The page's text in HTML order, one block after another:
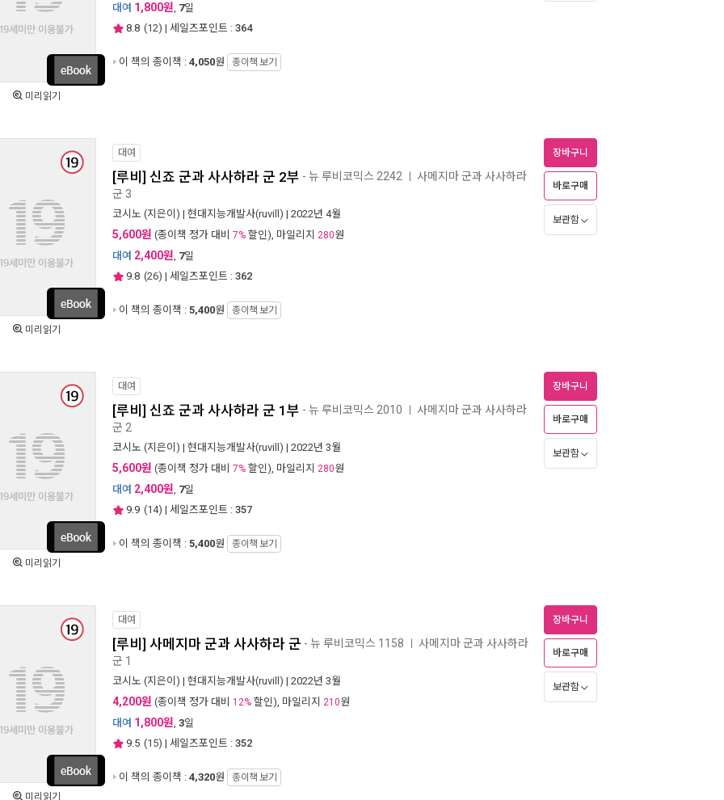
미리읽기
대여 1,800원, 7일
8.8 (12) | 세일즈포인트 : 364
이 책의 종이책 : 4,050원 종이책 보기
미리읽기
대여
[루비] 신죠 군과 사사하라 군 2부 - 뉴 루비코믹스 2242 사메지마 군과 사사하라
군 3
코시노 (지은이) | 현대지능개발사(ruvill) | 2022년 4월
5,600원 (종이책 정가 대비 7% 할인), 마일리지 280원
대여 2,400원, 7일
9.8 (26) | 세일즈포인트 : 362
이 책의 종이책 : 5,400원 종이책 보기
장바구니
바로구매
보관함
미리읽기
대여
[루비] 신죠 군과 사사하라 군 1부 - 뉴 루비코믹스 2010 사메지마 군과 사사하라
군 2
코시노 (지은이) | 현대지능개발사(ruvill) | 2022년 3월
5,600원 (종이책 정가 대비 7% 할인), 마일리지 280원
대여 2,400원, 7일
9.9 (14) | 세일즈포인트 : 357
이 책의 종이책 : 5,400원 종이책 보기
장바구니
바로구매
보관함
미리읽기
대여
[루비] 사메지마 군과 사사하라 군 - 뉴 루비코믹스 1158 사메지마 군과 사사하라
군 1
코시노 (지은이) | 현대지능개발사(ruvill) | 2022년 3월
4,200원 (종이책 정가 대비 12% 할인), 마일리지 210원
대여 1,800원, 3일
9.5 (15) | 세일즈포인트 : 352
이 책의 종이책 : 4,320원 종이책 보기
장바구니
바로구매
보관함